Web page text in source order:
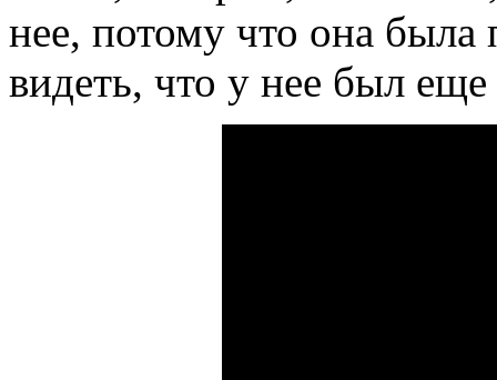
нее, потому что она
видеть, что у нее был